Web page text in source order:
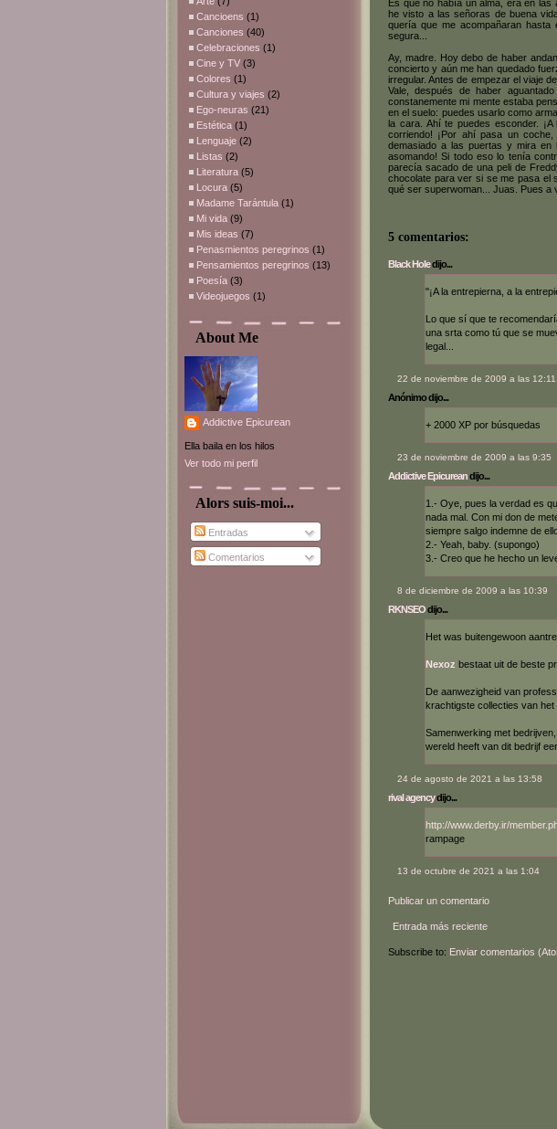
Cancioens (1)
Canciones (40)
Celebraciones (1)
Cine y TV (3)
Colores (1)
Cultura y viajes (2)
Ego-neuras (21)
Estética (1)
Lenguaje (2)
Listas (2)
Literatura (5)
Locura (5)
Madame Tarántula (1)
Mi vida (9)
Mis ideas (7)
Penasmientos peregrinos (1)
Pensamientos peregrinos (13)
Poesía (3)
Videojuegos (1)
About Me
Addictive Epicurean
Ella baila en los hilos
Ver todo mi perfil
Alors suis-moi...
Entradas
Comentarios
Es que no había un alma, era en las
he visto a las señoras de buena
quería que me acompañaran
segura...
Ay, madre. Hoy debo de haber
concierto y aún me han quedado
irregular. Antes de empezar el viaje
Vale, después de haber
constanemente mi mente estaba
en el suelo: puedes usarlo como
la cara. Ahí te puedes esconder.
corriendo! ¡Por ahí pasa un
demasiado a las puertas y mira
asomando! Si todo eso lo tenía
parecía sacado de una peli de
chocolate para ver si se me pasa el
qué ser superwoman... Juas. Pues a
5 comentarios:
Black Holedijo...
"¡A la entrepierna, a la
Lo que sí que te
una srta como tú que se
legal...
22 de noviembre de 2009 a las 12:11
Anónimo dijo...
+ 2000 XP por búsquedas
23 de noviembre de 2009 a las 9:35
Addictive Epicureandijo...
1.- Oye, pues la verdad es
nada mal. Con mi don de
siempre salgo indemne de
2.- Yeah, baby. (supongo)
3.- Creo que he hecho un
8 de diciembre de 2009 a las 10:39
RKNSEOdijo...
Het was buitengewoon
Nexoz bestaat uit de beste
De aanwezigheid van
krachtigste collecties van het
Samenwerking met
wereld heeft van dit bedrijf
24 de agosto de 2021 a las 13:58
rival agencydijo...
http://www.derby.ir/
rampage
13 de octubre de 2021 a las 1:04
Publicar un comentario
Entrada más reciente
Subscribe to: Enviar comentarios